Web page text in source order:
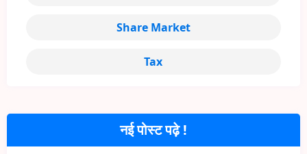
नई पोस्ट पढ़े !
Share Market
Tax